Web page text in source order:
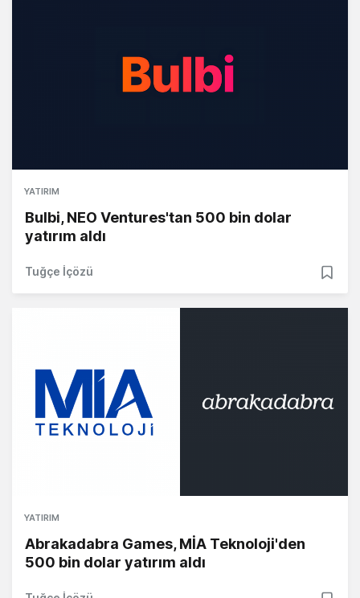
YATIRIM
Bulbi, NEO Ventures'tan 500 bin dolar
yatırım aldı
Tuğçe İçözü
YATIRIM
Abrakadabra Games, MİA Teknoloji'den
500 bin dolar yatırım aldı